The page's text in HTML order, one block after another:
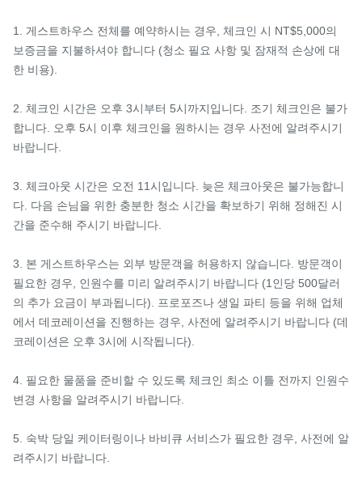
1. 게스트하우스 전체를 예약하시는 경우, 체크인 시 NT$5,000의
보증금을 지불하셔야 합니다 (청소 필요 사항 및 잠재적 손상에 대
한 비용).
2. 체크인 시간은 오후 3시부터 5시까지입니다. 조기 체크인은 불가
합니다. 오후 5시 이후 체크인을 원하시는 경우 사전에 알려주시기
바랍니다.
3. 체크아웃 시간은 오전 11시입니다. 늦은 체크아웃은 불가능합니
다. 다음 손님을 위한 충분한 청소 시간을 확보하기 위해 정해진 시
간을 준수해 주시기 바랍니다.
3. 본 게스트하우스는 외부 방문객을 허용하지 않습니다. 방문객이
필요한 경우, 인원수를 미리 알려주시기 바랍니다 (1인당 500달러
의 추가 요금이 부과됩니다). 프로포즈나 생일 파티 등을 위해 업체
에서 데코레이션을 진행하는 경우, 사전에 알려주시기 바랍니다 (데
코레이션은 오후 3시에 시작됩니다).
4. 필요한 물품을 준비할 수 있도록 체크인 최소 이틀 전까지 인원수
변경 사항을 알려주시기 바랍니다.
5. 숙박 당일 케이터링이나 바비큐 서비스가 필요한 경우, 사전에 알
려주시기 바랍니다.